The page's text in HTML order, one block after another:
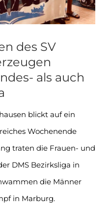
des SV
als auch
blickt auf ein
Wochenende
traten die Frauen- und
DMS Bezirksliga in
die Männer
in Marburg.